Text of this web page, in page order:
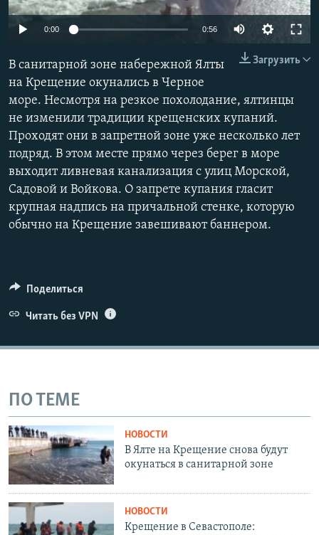
ПОБЕДИТЕЛЕЙ НЕ СУДЯТ?
ELIFBE
УКРАИНСКАЯ ПРОБЛЕМА КРЫМА
ПРИСОЕДИНЯЙТЕСЬ!
Все сайты RFE/RL
0:00 0:56
Загрузить
В санитарной зоне набережной Ялты
на Крещение окунались в Черное
море. Несмотря на резкое похолодание, ялтинцы
не изменили традиции крещенских купаний.
Проходят они в запретной зоне уже несколько лет
подряд. В этом месте прямо через берег в море
выходит ливневая канализация с улиц Морской,
Садовой и Войкова. О запрете купания гласит
крупная надпись на причальной стенке, которую
обычно на Крещение завешивают баннером.
Поделиться
Читать без VPN
ПО ТЕМЕ
НОВОСТИ
В Ялте на Крещение снова будут
окунаться в санитарной зоне
НОВОСТИ
Крещение в Севастополе: